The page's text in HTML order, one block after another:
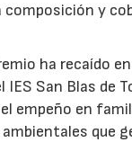
y
ha recaído
IES San Blas
empeño en
que